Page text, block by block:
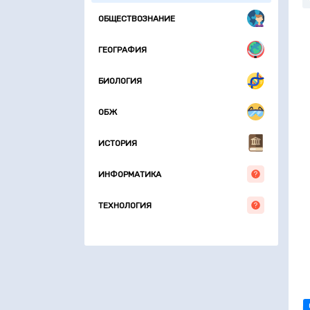
ОБЩЕСТВОЗНАНИЕ
ГЕОГРАФИЯ
БИОЛОГИЯ
ОБЖ
ИСТОРИЯ
ИНФОРМАТИКА
ТЕХНОЛОГИЯ